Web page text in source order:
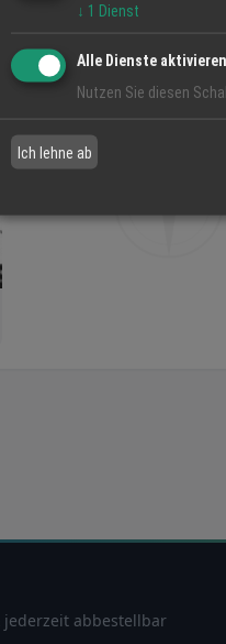
abbestellbar
↓ 1 Dienst
Alle Dienste
Nutzen Sie diesen
Ich lehne ab